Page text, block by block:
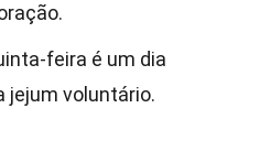
feira é um dia
jejum voluntário.